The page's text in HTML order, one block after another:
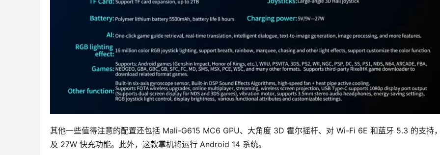
其他一些值得注意的配置还包括 Mali-G615 MC6 GPU、大角度 3D 霍尔摇杆、对 Wi-Fi 6E 和蓝牙 5.3 的支持
及 27W 快充功能。此外，这款掌机将运行 Android 14 系统。